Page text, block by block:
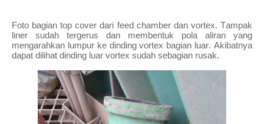
Foto bagian top cover dari feed chamber dan vortex. Tampak
liner sudah tergerus dan membentuk pola aliran yang
mengarahkan lumpur ke dinding vortex bagian luar. Akibatnya
dapat dilihat dinding luar vortex sudah sebagian rusak.